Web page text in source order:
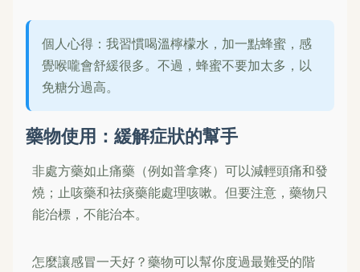
個人心得：我習慣喝溫檸檬水，加一點蜂蜜，感
覺喉嚨會舒緩很多。不過，蜂蜜不要加太多，以
免糖分過高。
藥物使用：緩解症狀的幫手
非處方藥如止痛藥（例如普拿疼）可以減輕頭痛和發
燒；止咳藥和祛痰藥能處理咳嗽。但要注意，藥物只
能治標，不能治本。
怎麼讓感冒一天好？藥物可以幫你度過最難受的階